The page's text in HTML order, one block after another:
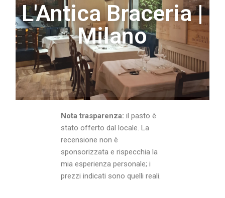
L'Antica Braceria |
Milano
Nota trasparenza: il pasto è
stato offerto dal locale. La
recensione non è
sponsorizzata e rispecchia la
mia esperienza personale; i
prezzi indicati sono quelli reali.